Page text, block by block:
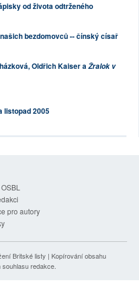
od života odtrženého
bezdomovců -- čínský císař
Oldřich Kaiser aŽralok v
listopad 2005
pro autory
Britské listy | Kopírování obsahu
redakce.